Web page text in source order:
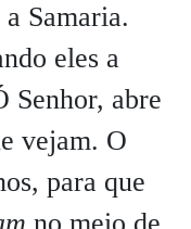
Samaria.
eles a
Senhor, abre
vejam. O
para que